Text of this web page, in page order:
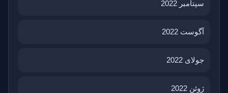
سپتامبر 2022
آگوست 2022
جولای 2022
ژوئن 2022